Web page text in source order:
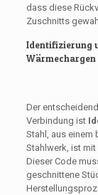
dass diese
Zuschnitts
Identifizierung
Wärmechargen
Der
Verbindung ist
Stahl, aus einem
Stahlwerk, ist
Dieser Code
geschnittene